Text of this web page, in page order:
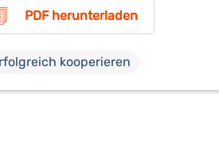
PDF herunterladen
kooperieren